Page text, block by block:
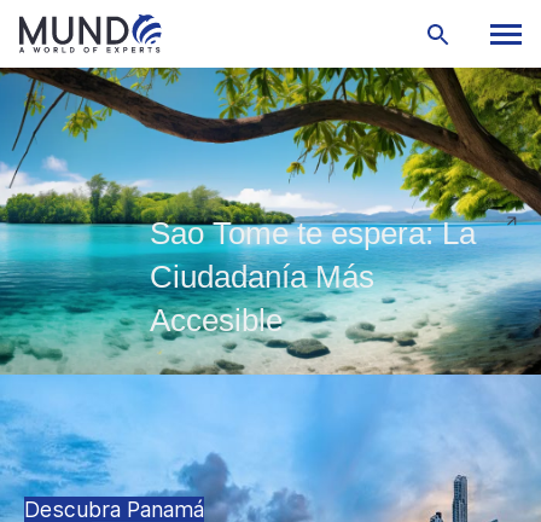
Sao Tome te espera: La
Ciudadanía Más
Accesible
Descubra Panamá